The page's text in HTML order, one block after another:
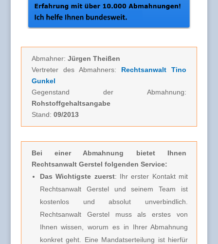
Abmahner: Jürgen Theißen
Vertreter des Abmahners: Rechtsanwalt Tino
Gunkel
Gegenstand der Abmahnung:
Rohstoffgehaltsangabe
Stand: 09/2013
Bei einer Abmahnung bietet Ihnen
Rechtsanwalt Gerstel folgenden Service:
Das Wichtigste zuerst: Ihr erster Kontakt mit
Rechtsanwalt Gerstel und seinem Team ist
kostenlos und absolut unverbindlich.
Rechtsanwalt Gerstel mussals erstes von
Ihnen wissen, worum es in Ihrer Abmahnung
konkret geht. Eine Mandatserteilung ist hierfür